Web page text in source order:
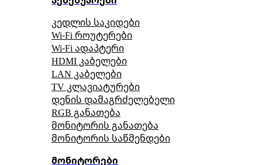
კედლის საკიდები
Wi-Fi როუტერები
Wi-Fi ადაპტერი
HDMI კაბელები
LAN კაბელები
TV კლავიატურები
დენის დამაგრძელებელი
RGB განათება
მონიტორის განათება
მონიტორის საწმენდები
მონიტორები